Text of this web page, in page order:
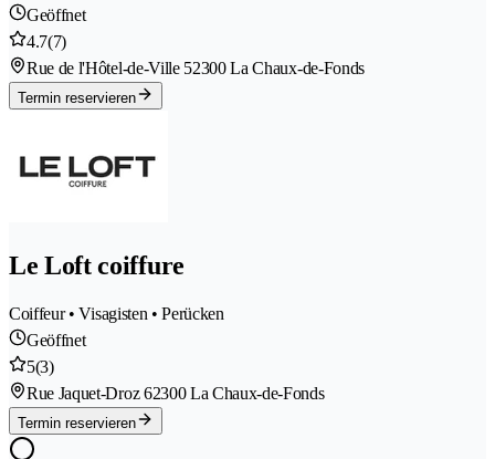
Geöffnet
4.7(7)
Rue de l'Hôtel-de-Ville 52300 La Chaux-de-Fonds
Termin reservieren
Le Loft coiffure
Coiffeur • Visagisten • Perücken
Geöffnet
5(3)
Rue Jaquet-Droz 62300 La Chaux-de-Fonds
Termin reservieren